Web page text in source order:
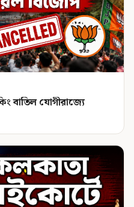
বাতিল যোগীরাজ্যে